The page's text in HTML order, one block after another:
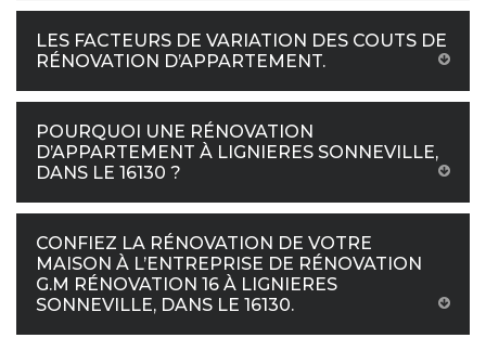
LES FACTEURS DE VARIATION DES COUTS DE
RÉNOVATION D’APPARTEMENT.
POURQUOI UNE RÉNOVATION
D’APPARTEMENT À LIGNIERES SONNEVILLE,
DANS LE 16130 ?
CONFIEZ LA RÉNOVATION DE VOTRE
MAISON À L’ENTREPRISE DE RÉNOVATION
G.M RÉNOVATION 16 À LIGNIERES
SONNEVILLE, DANS LE 16130.